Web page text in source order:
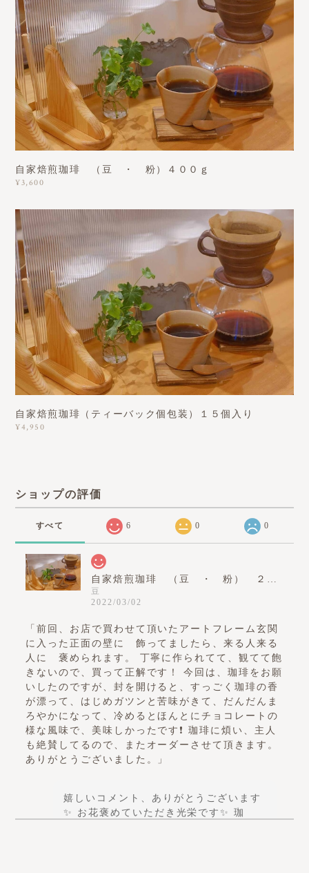
自家焙煎珈琲 （豆 ・ 粉）４００ｇ
¥3,600
自家焙煎珈琲（ティーバック個包装）１５個入り
¥4,950
ショップの評価
すべて 6 0 0
豆
2022/03/02
「前回、お店で買わせて頂いたアートフレーム玄関
に入った正面の壁に 飾ってましたら、来る人来る
人に 褒められます。 丁寧に作られてて、観てて飽
きないので、買って正解です！ 今回は、珈琲をお願
いしたのですが、封を開けると、すっごく珈琲の香
が漂って、はじめガツンと苦味がきて、だんだんま
ろやかになって、冷めるとほんとにチョコレートの
様な風味で、美味しかったです❗️ 珈琲に煩い、主人
も絶賛してるので、またオーダーさせて頂きます。
ありがとうございました。」
嬉しいコメント、ありがとうございます
✨ お花褒めていただき光栄です✨ 珈